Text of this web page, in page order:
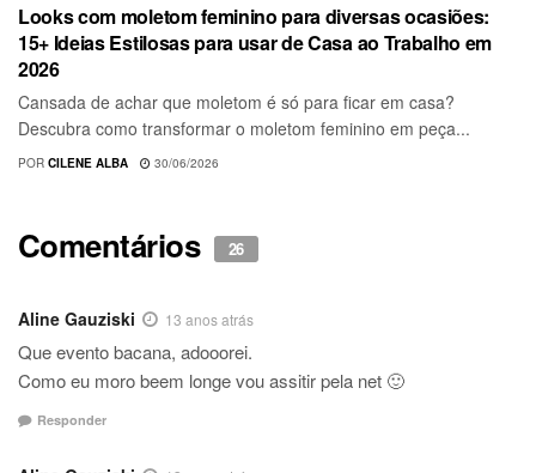
Looks com moletom feminino para diversas ocasiões:
15+ Ideias Estilosas para usar de Casa ao Trabalho em
2026
Cansada de achar que moletom é só para ficar em casa?
Descubra como transformar o moletom feminino em peça...
POR CILENE ALBA 30/06/2026
Comentários 26
Aline Gauziski 13 anos atrás
Que evento bacana, adooorei.
Como eu moro beem longe vou assitir pela net 🙂
Responder